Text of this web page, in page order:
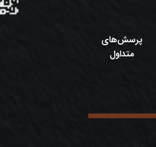
پرسش‌های
متداول